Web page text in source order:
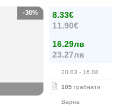
8.33€
11.90€
16.29лв
23.27лв
20.03 - 16.08
105 грабнати
Варна
-30%